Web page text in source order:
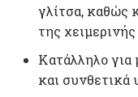
γλίτσα, καθώς
της
Κατάλληλο
και συνθετικά